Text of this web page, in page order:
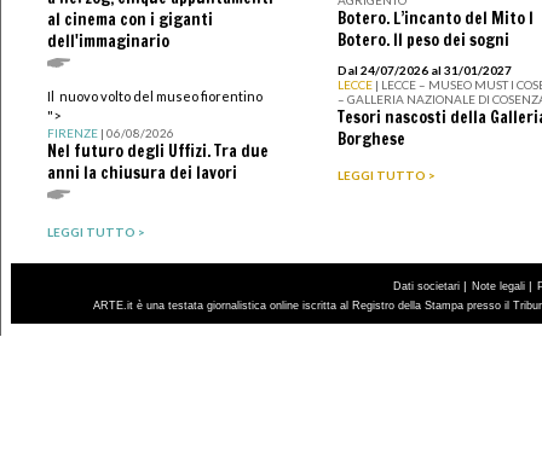
al cinema con i giganti
dell'immaginario
Il nuovo volto del museo fiorentino
">
FIRENZE| 06/08/2026
Nel futuro degli Uffizi. Tra due
anni la chiusura dei lavori
LEGGI TUTTO >
Botero. L’incanto del Mito I
Botero. Il peso dei sogni
Dal 24/07/2026 al 31/01/2027
LECCE | LECCE – MUSEO MUST I
– GALLERIA NAZIONALE DI
Tesori nascosti della
Borghese
LEGGI TUTTO >
Dati societari | Note legali |
ARTE.it è una testata giornalistica online iscritta al Registro della Stampa presso il